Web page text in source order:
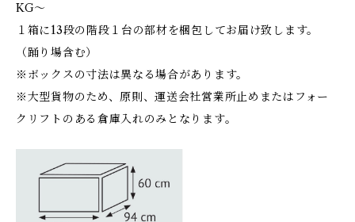
KG～
１箱に13段の階段１台の部材を梱包してお届け致します。
（踊り場含む）
※ボックスの寸法は異なる場合があります。
※大型貨物のため、原則、運送会社営業所止めまたはフォー
クリフトのある倉庫入れのみとなります。